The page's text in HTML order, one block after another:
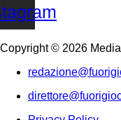
Copyright © 2026